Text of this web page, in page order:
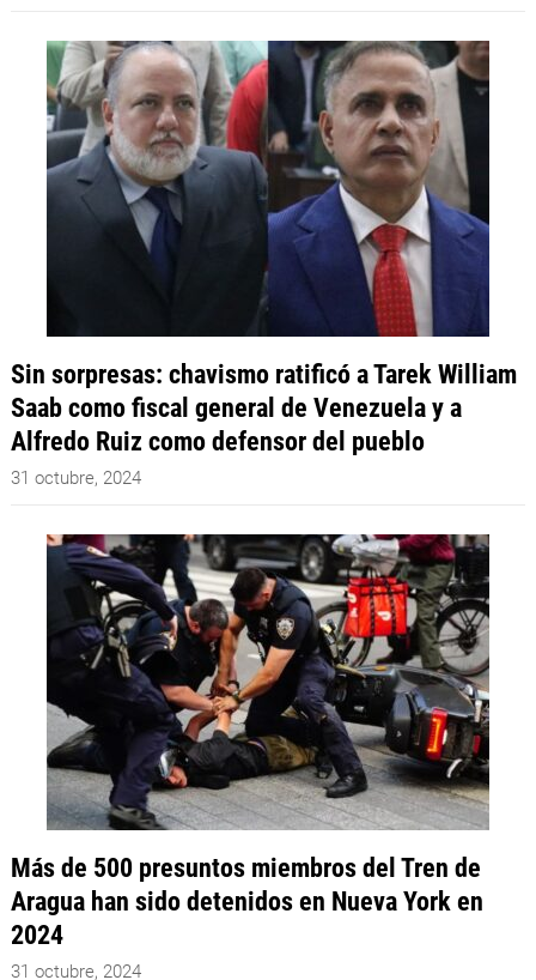
Sin sorpresas: chavismo ratificó a Tarek William
Saab como fiscal general de Venezuela y a
Alfredo Ruiz como defensor del pueblo
31 octubre, 2024
Más de 500 presuntos miembros del Tren de
Aragua han sido detenidos en Nueva York en
2024
31 octubre, 2024